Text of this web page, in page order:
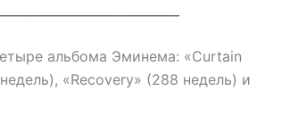
альбома Эминема: «Curtain
«Recovery» (288 недель) и